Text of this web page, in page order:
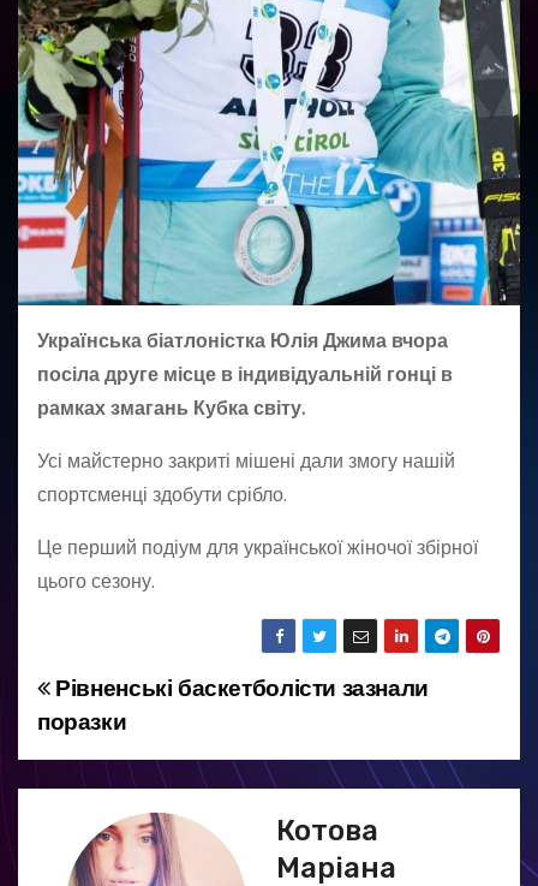
Українська біатлоністка Юлія Джима вчора
посіла друге місце в індивідуальній гонці в
рамках змагань Кубка світу.
Усі майстерно закриті мішені дали змогу нашій
спортсменці здобути срібло.
Це перший подіум для української жіночої збірної
цього сезону.
Н
в
Рівненські баскетболісти зазнали
поразки
Котова
Маріана